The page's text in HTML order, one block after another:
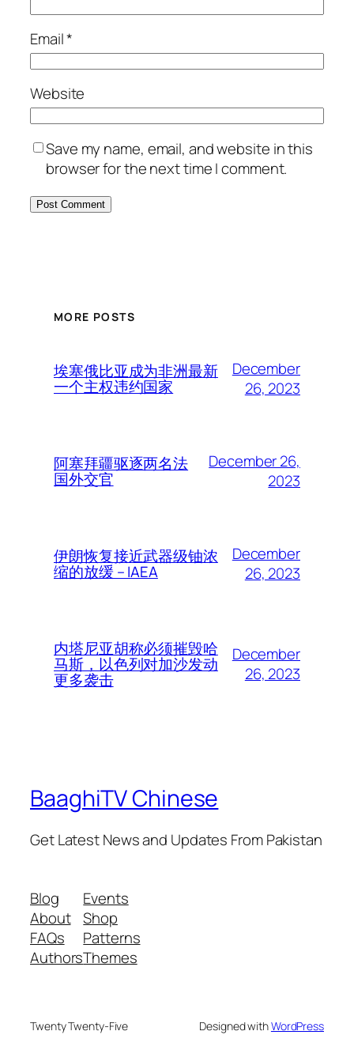
Email*
Website
Save my name, email, and website in this
browser for the next time I comment.
MORE POSTS
埃塞俄比亚成为非洲最新
一个主权违约国家
December
26, 2023
阿塞拜疆驱逐两名法
国外交官
December 26,
2023
伊朗恢复接近武器级铀浓
缩的放缓 – IAEA
December
26, 2023
内塔尼亚胡称必须摧毁哈
马斯，以色列对加沙发动
更多袭击
December
26, 2023
BaaghiTV Chinese
Get Latest News and Updates From Pakistan
Blog
About
FAQs
Authors
Events
Shop
Patterns
Themes
Twenty Twenty-Five Designed withWordPress